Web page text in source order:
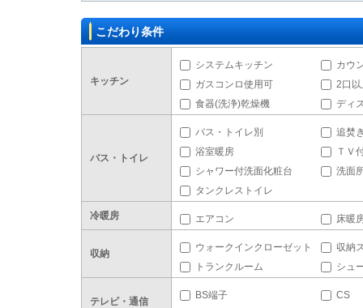
こだわり条件
キッチン
システムキッチン
カウ
ガスコンロ使用可
2口
食器(洗浄)乾燥機
ディ
バス・トイレ
バス・トイレ別
追焚
浴室暖房
ＴＶ
シャワー付洗面化粧台
洗面
タンクレストイレ
冷暖房 エアコン 床暖
収納
ウォークインクローゼット
収納
トランクルーム
シュ
テレビ・通信
BS端子
CS